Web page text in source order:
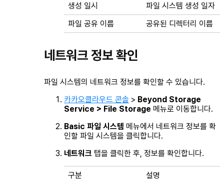
생성 일시
파일 시스템 생성 일자
파일 공유 이름
공유된 디렉터리 이름
네트워크 정보 확인
파일 시스템의 네트워크 정보를 확인할 수 있습니다.
카카오클라우드 콘솔 > Beyond Storage
Service > File Storage 메뉴로 이동합니다.
Basic 파일 시스템 메뉴에서 네트워크 정보를 확
인할 파일 시스템을 클릭합니다.
네트워크 탭을 클릭한 후, 정보를 확인합니다.
구분
설명